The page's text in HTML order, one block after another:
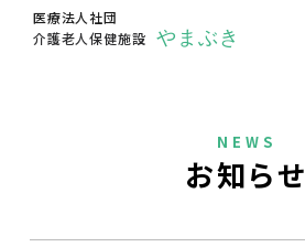
医療法人社団
介護老人保健施設
やまぶき
NEWS
お知らせ